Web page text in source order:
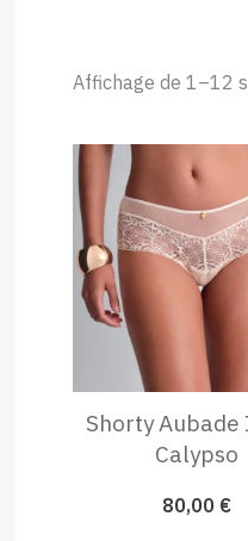
Affichage de 1–12
Shorty Aubade
Calypso
80,00 €